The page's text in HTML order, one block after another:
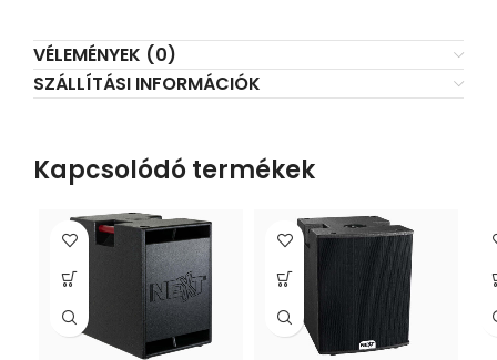
VÉLEMÉNYEK (0)
SZÁLLÍTÁSI INFORMÁCIÓK
Kapcsolódó termékek